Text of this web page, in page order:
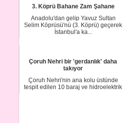
3. Köprü Bahane Zam Şahane
Anadolu'dan gelip Yavuz Sultan
Selim Köprüsü'nü (3. Köprü) geçerek
İstanbul'a ka...
Çoruh Nehri bir 'gerdanlık' daha
takıyor
Çoruh Nehri'nin ana kolu üstünde
tespit edilen 10 baraj ve hidroelektrik